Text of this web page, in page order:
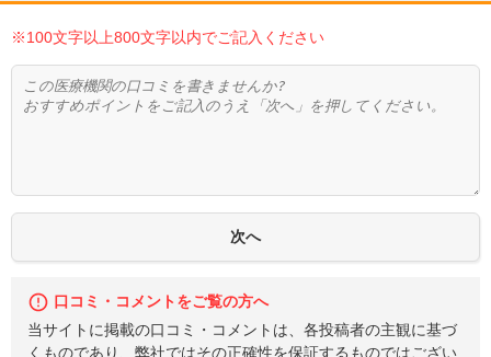
※100文字以上800文字以内でご記入ください
口コミ・コメントをご覧の方へ
当サイトに掲載の口コミ・コメントは、各投稿者の主観に基づ
くものであり、弊社ではその正確性を保証するものではござい